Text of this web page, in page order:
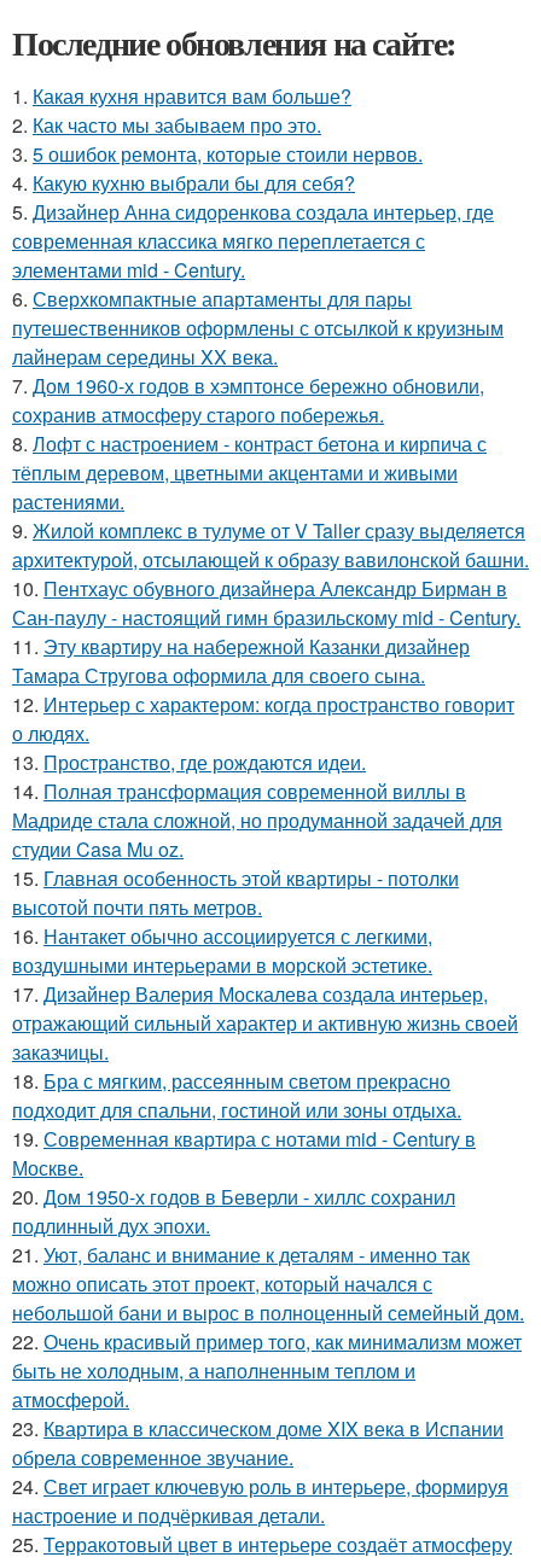
Последние обновления на сайте:
1. Какая кухня нравится вам больше?
2. Как часто мы забываем про это.
3. 5 ошибок ремонта, которые стоили нервов.
4. Какую кухню выбрали бы для себя?
5. Дизайнер Анна сидоренкова создала интерьер, где
современная классика мягко переплетается с
элементами mid - Century.
6. Сверхкомпактные апартаменты для пары
путешественников оформлены с отсылкой к круизным
лайнерам середины XX века.
7. Дом 1960-х годов в хэмптонсе бережно обновили,
сохранив атмосферу старого побережья.
8. Лофт с настроением - контраст бетона и кирпича с
тёплым деревом, цветными акцентами и живыми
растениями.
9. Жилой комплекс в тулуме от V Taller сразу выделяется
архитектурой, отсылающей к образу вавилонской башни.
10. Пентхаус обувного дизайнера Александр Бирман в
Сан-паулу - настоящий гимн бразильскому mid - Century.
11. Эту квартиру на набережной Казанки дизайнер
Тамара Стругова оформила для своего сына.
12. Интерьер с характером: когда пространство говорит
о людях.
13. Пространство, где рождаются идеи.
14. Полная трансформация современной виллы в
Мадриде стала сложной, но продуманной задачей для
студии Casa Mu oz.
15. Главная особенность этой квартиры - потолки
высотой почти пять метров.
16. Нантакет обычно ассоциируется с легкими,
воздушными интерьерами в морской эстетике.
17. Дизайнер Валерия Москалева создала интерьер,
отражающий сильный характер и активную жизнь своей
заказчицы.
18. Бра с мягким, рассеянным светом прекрасно
подходит для спальни, гостиной или зоны отдыха.
19. Современная квартира с нотами mid - Century в
Москве.
20. Дом 1950-х годов в Беверли - хиллс сохранил
подлинный дух эпохи.
21. Уют, баланс и внимание к деталям - именно так
можно описать этот проект, который начался с
небольшой бани и вырос в полноценный семейный дом.
22. Очень красивый пример того, как минимализм может
быть не холодным, а наполненным теплом и
атмосферой.
23. Квартира в классическом доме XIX века в Испании
обрела современное звучание.
24. Свет играет ключевую роль в интерьере, формируя
настроение и подчёркивая детали.
25. Терракотовый цвет в интерьере создаёт атмосферу